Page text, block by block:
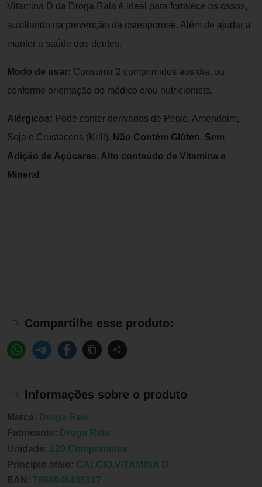
Vitamina D da Droga Raia é ideal para fortalece os ossos,
auxiliando na prevenção da osteoporose. Além de ajudar a
manter a saúde dos dentes.
Modo de usar: Consumir 2 comprimidos aos dia, ou
conforme orientação do médico e/ou nutricionista.
Alérgicos: Pode conter derivados de Peixe, Amendoim,
Soja e Crustáceos (Krill). Não Contém Glúten. Sem
Adição de Açúcares. Alto conteúdo de Vitamina e
Mineral
Compartilhe esse produto:
Informações sobre o produto
Marca: Droga Raia
Fabricante: Droga Raia
Unidade: 120 Comprimidos
Principio ativo: CALCIO,VITAMINA D
EAN: 7898946435337